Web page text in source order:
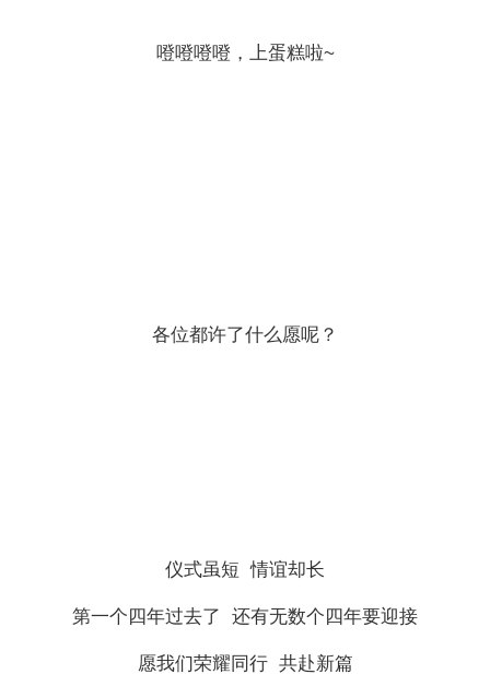
噔噔噔噔，上蛋糕啦~
各位都许了什么愿呢？
仪式虽短 情谊却长
第一个四年过去了 还有无数个四年要迎接
愿我们荣耀同行 共赴新篇